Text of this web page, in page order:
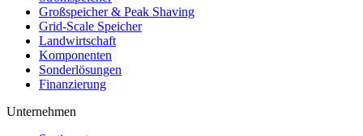
Großspeicher & Peak Shaving
Grid-Scale Speicher
Landwirtschaft
Komponenten
Sonderlösungen
Finanzierung
Unternehmen